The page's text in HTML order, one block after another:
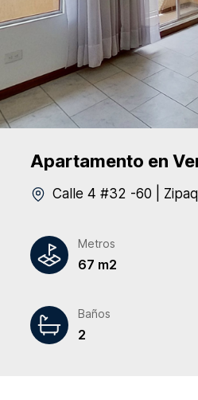
Apartamento en
Calle 4 #32 -60
Metros
67 m2
Baños
2